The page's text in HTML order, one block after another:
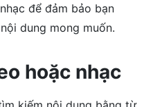
để đảm bảo bạn
dung mong muốn.
hoặc nhạc